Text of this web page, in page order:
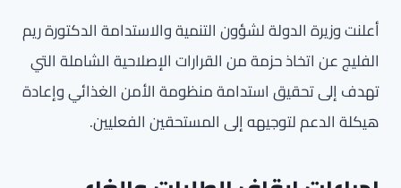
أعلنت وزيرة الدولة لشؤون التنمية والاستدامة الدكتورة ريم
الفليج عن اتخاذ حزمة من القرارات الإصلاحية الشاملة التي
تهدف إلى تحقيق استدامة منظومة الأمن الغذائي وإعادة
هيكلة الدعم لتوجيهه إلى المستحقين الفعليين.